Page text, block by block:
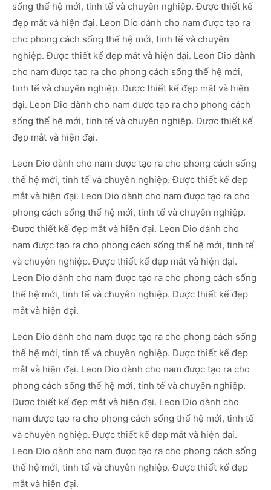
sống thế hệ mới, tinh tế và chuyên nghiệp. Được thiết kế
đẹp mắt và hiện đại. Leon Dio dành cho nam được tạo ra
cho phong cách sống thế hệ mới, tinh tế và chuyên
nghiệp. Được thiết kế đẹp mắt và hiện đại. Leon Dio dành
cho nam được tạo ra cho phong cách sống thế hệ mới,
tinh tế và chuyên nghiệp. Được thiết kế đẹp mắt và hiện
đại. Leon Dio dành cho nam được tạo ra cho phong cách
sống thế hệ mới, tinh tế và chuyên nghiệp. Được thiết kế
đẹp mắt và hiện đại.
Leon Dio dành cho nam được tạo ra cho phong cách sống
thế hệ mới, tinh tế và chuyên nghiệp. Được thiết kế đẹp
mắt và hiện đại. Leon Dio dành cho nam được tạo ra cho
phong cách sống thế hệ mới, tinh tế và chuyên nghiệp.
Được thiết kế đẹp mắt và hiện đại. Leon Dio dành cho
nam được tạo ra cho phong cách sống thế hệ mới, tinh tế
và chuyên nghiệp. Được thiết kế đẹp mắt và hiện đại.
Leon Dio dành cho nam được tạo ra cho phong cách sống
thế hệ mới, tinh tế và chuyên nghiệp. Được thiết kế đẹp
mắt và hiện đại.
Leon Dio dành cho nam được tạo ra cho phong cách sống
thế hệ mới, tinh tế và chuyên nghiệp. Được thiết kế đẹp
mắt và hiện đại. Leon Dio dành cho nam được tạo ra cho
phong cách sống thế hệ mới, tinh tế và chuyên nghiệp.
Được thiết kế đẹp mắt và hiện đại. Leon Dio dành cho
nam được tạo ra cho phong cách sống thế hệ mới, tinh tế
và chuyên nghiệp. Được thiết kế đẹp mắt và hiện đại.
Leon Dio dành cho nam được tạo ra cho phong cách sống
thế hệ mới, tinh tế và chuyên nghiệp. Được thiết kế đẹp
mắt và hiện đại.